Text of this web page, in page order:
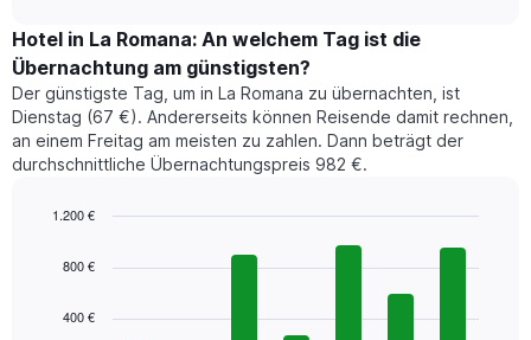
den
durchschnittlichen
Zimmerpreis
im
jeweiligen
Monat
an.
Diagramm
die
Hotel in La Romana: An welchem Tag ist die
Übernachtung am günstigsten?
Der günstigste Tag, um in La Romana zu übernachten, ist
Dienstag (67 €). Andererseits können Reisende damit rechnen,
an einem Freitag am meisten zu zahlen. Dann beträgt der
durchschnittliche Übernachtungspreis 982 €.
chart
bars.
400 €
800 €
1.200 €